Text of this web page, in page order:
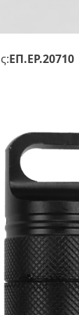
ΕΠ.ΕΡ.20710